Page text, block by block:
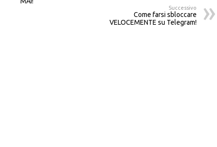
Successivo
Come farsi sbloccare
VELOCEMENTE su Telegram!